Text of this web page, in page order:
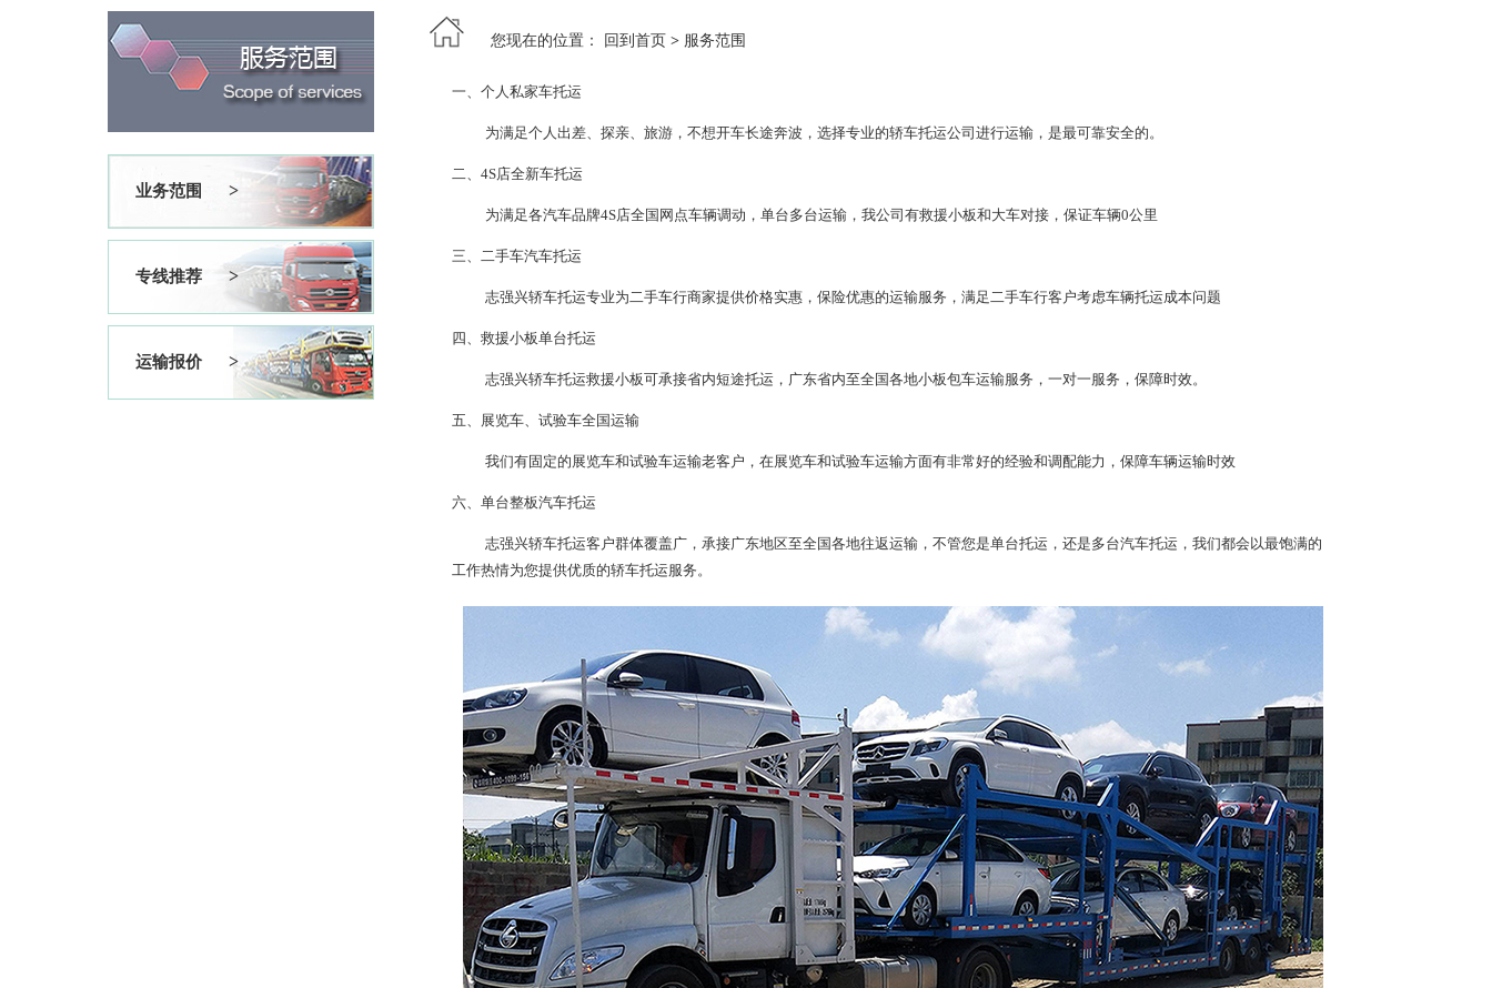
业务范围 >
专线推荐 >
运输报价 >
您现在的位置： 回到首页 > 服务范围
一、个人私家车托运
为满足个人出差、探亲、旅游，不想开车长途奔波，选择专业的轿车托运公司进行运输，是最可靠安全的。
二、4S店全新车托运
为满足各汽车品牌4S店全国网点车辆调动，单台多台运输，我公司有救援小板和大车对接，保证车辆0公里
三、二手车汽车托运
志强兴轿车托运专业为二手车行商家提供价格实惠，保险优惠的运输服务，满足二手车行客户考虑车辆托运成本问题
四、救援小板单台托运
志强兴轿车托运救援小板可承接省内短途托运，广东省内至全国各地小板包车运输服务，一对一服务，保障时效。
五、展览车、试验车全国运输
我们有固定的展览车和试验车运输老客户，在展览车和试验车运输方面有非常好的经验和调配能力，保障车辆运输时效
六、单台整板汽车托运
志强兴轿车托运客户群体覆盖广，承接广东地区至全国各地往返运输，不管您是单台托运，还是多台汽车托运，我们都会以最饱满的
工作热情为您提供优质的轿车托运服务。